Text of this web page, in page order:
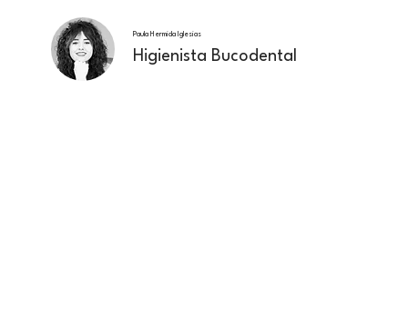
Paula Hermida Iglesias
Higienista Bucodental